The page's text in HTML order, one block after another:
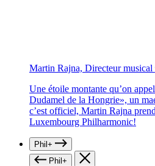
Martin Rajna, Directeur musical
Une étoile montante qu’on
Dudamel de la Hongrie», un
c’est officiel, Martin Rajna
Luxembourg Philharmonic!
Phil+
Phil+